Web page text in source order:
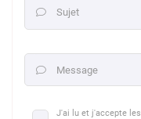
 Sujet
 Message
J'ai lu et j'accepte les